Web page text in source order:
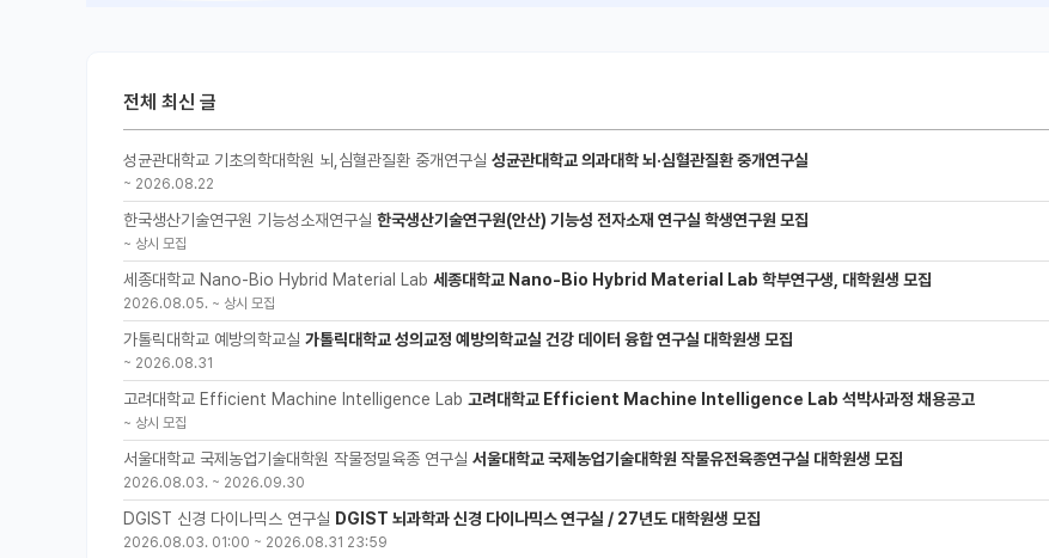
전체 최신 글
성균관대학교 기초의학대학원 뇌,심혈관질환 중개연구실 성균관대학교 의과대학 뇌·심혈관질환 중개연구실
~ 2026.08.22
한국생산기술연구원 기능성소재연구실 한국생산기술연구원(안산) 기능성 전자소재 연구실 학생연구원 모집
~ 상시 모집
세종대학교 Nano-Bio Hybrid Material Lab 세종대학교 Nano-Bio Hybrid Material Lab 학부연구생, 대학원생 모집
2026.08.05. ~ 상시 모집
가톨릭대학교 예방의학교실 가톨릭대학교 성의교정 예방의학교실 건강 데이터 융합 연구실 대학원생 모집
~ 2026.08.31
고려대학교 Efficient Machine Intelligence Lab 고려대학교 Efficient Machine Intelligence Lab 석박사과정 채용공고
~ 상시 모집
서울대학교 국제농업기술대학원 작물정밀육종 연구실 서울대학교 국제농업기술대학원 작물유전육종연구실 대학원생 모집
2026.08.03. ~ 2026.09.30
DGIST 신경 다이나믹스 연구실 DGIST 뇌과학과 신경 다이나믹스 연구실 / 27년도 대학원생 모집
2026.08.03. 01:00 ~ 2026.08.31 23:59